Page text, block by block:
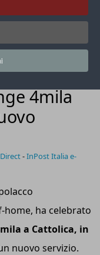
inaugurato a
Rimini
4mila
-InPost Italia e-
home, ha celebrato
mila a Cattolica, in
nuovo servizio.